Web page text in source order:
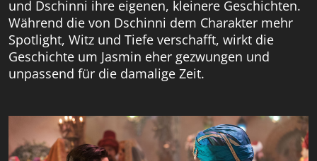
und Dschinni ihre eigenen, kleinere Geschichten.
Während die von Dschinni dem Charakter mehr
Spotlight, Witz und Tiefe verschafft, wirkt die
Geschichte um Jasmin eher gezwungen und
unpassend für die damalige Zeit.